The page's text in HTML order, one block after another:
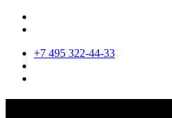
+7 495 322-44-33